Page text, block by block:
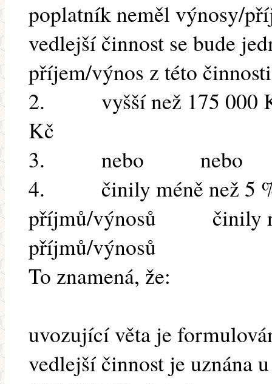
poplatník neměl
vedlejší činnost se bude
příjem/výnos z této činnosti
2. vyšší než 175 000
Kč
3. nebo nebo
4. činily méně než 5 %
příjmů/výnosů činily
příjmů/výnosů
To znamená, že:
uvozující věta je
vedlejší činnost je uznána